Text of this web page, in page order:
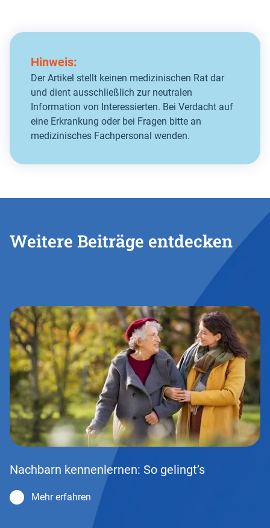
Hinweis:
Der Artikel stellt keinen medizinischen Rat dar
und dient ausschließlich zur neutralen
Information von Interessierten. Bei Verdacht auf
eine Erkrankung oder bei Fragen bitte an
medizinisches Fachpersonal wenden.
Weitere Beiträge entdecken
Nachbarn kennenlernen: So gelingt’s
Mehr erfahren